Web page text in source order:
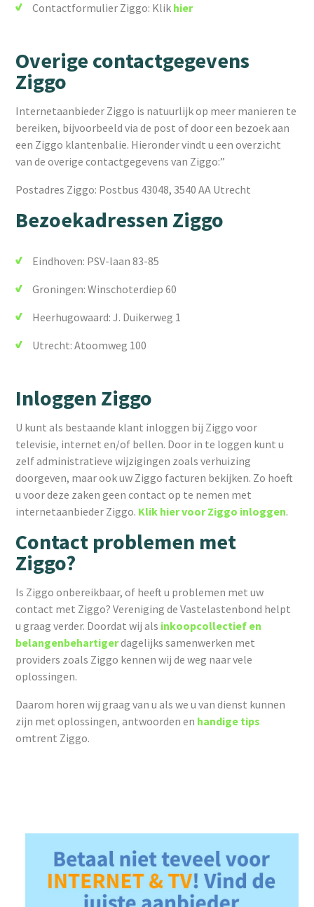
Contactformulier Ziggo: Klik hier
Overige contactgegevens
Ziggo
Internetaanbieder Ziggo is natuurlijk op meer manieren te
bereiken, bijvoorbeeld via de post of door een bezoek aan
een Ziggo klantenbalie. Hieronder vindt u een overzicht
van de overige contactgegevens van Ziggo:”
Postadres Ziggo: Postbus 43048, 3540 AA Utrecht
Bezoekadressen Ziggo
Eindhoven: PSV-laan 83-85
Groningen: Winschoterdiep 60
Heerhugowaard: J. Duikerweg 1
Utrecht: Atoomweg 100
Inloggen Ziggo
U kunt als bestaande klant inloggen bij Ziggo voor
televisie, internet en/of bellen. Door in te loggen kunt u
zelf administratieve wijzigingen zoals verhuizing
doorgeven, maar ook uw Ziggo facturen bekijken. Zo hoeft
u voor deze zaken geen contact op te nemen met
internetaanbieder Ziggo. Klik hier voor Ziggo inloggen.
Contact problemen met
Ziggo?
Is Ziggo onbereikbaar, of heeft u problemen met uw
contact met Ziggo? Vereniging de Vastelastenbond helpt
u graag verder. Doordat wij als inkoopcollectief en
belangenbehartigerdagelijks samenwerken met
providers zoals Ziggo kennen wij de weg naar vele
oplossingen.
Daarom horen wij graag van u als we u van dienst kunnen
zijn met oplossingen, antwoorden en handige tips
omtrent Ziggo.